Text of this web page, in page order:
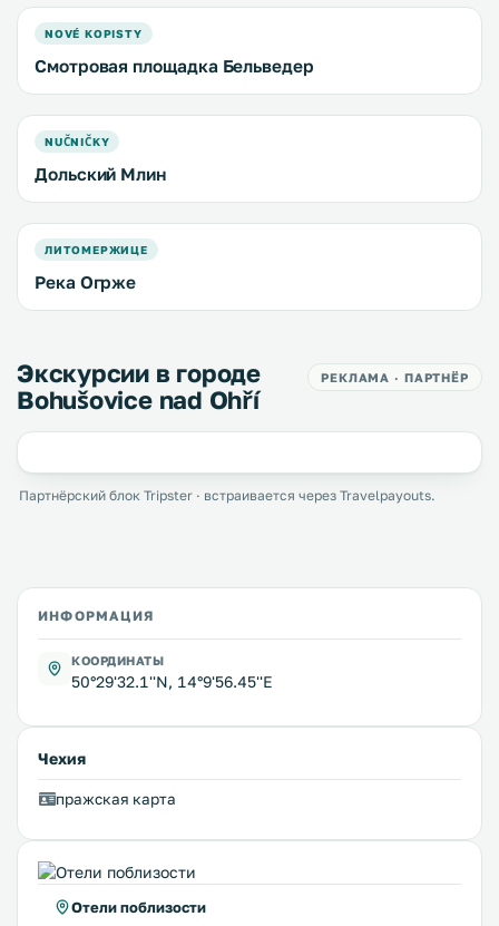
NOVÉ KOPISTY
Смотровая площадка Бельведер
NUČNIČKY
Дольский Млин
ЛИТОМЕРЖИЦЕ
Река Огрже
Экскурсии в городе
Bohušovice nad Ohří
РЕКЛАМА · ПАРТНЁР
Партнёрский блок Tripster · встраивается через Travelpayouts.
ИНФОРМАЦИЯ
КООРДИНАТЫ
50°29'32.1''N, 14°9'56.45''E
Чехия
пражская карта
Отели поблизости